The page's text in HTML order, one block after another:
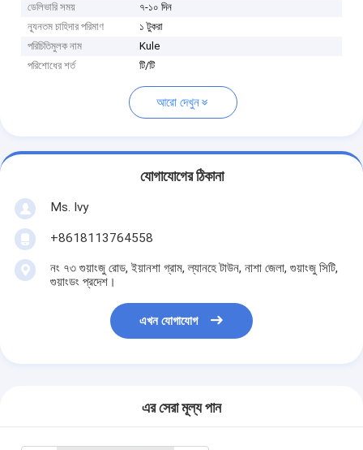
ডেলিভারি সময়
৭-১০ দিন
ন্যূনতম চাহিদার পরিমাণ
১ টুকরা
পরিচিতিমুলক নাম
Kule
পরিশোধের শর্ত
টি/টি
আরো দেখুন
যোগাযোগের ঠিকানা
Ms. Ivy
+8618113764558
নং ৭৩ গুয়াংজু রোড, ইয়ানশা গ্রাম, ল্যানহে টাউন, নাশা জেলা, গুয়াংজু সিটি,
গুয়াংডং প্রদেশ।
এখন যোগাযোগ
এর সেরা মূল্য পান